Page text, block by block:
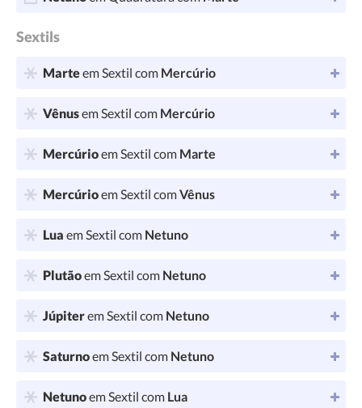
Sextils
Marteem Sextil com Mercúrio
Vênusem Sextil com Mercúrio
Mercúrioem Sextil com Marte
Mercúrioem Sextil comVênus
Lua em Sextil com Netuno
Plutãoem Sextil com Netuno
Júpiterem Sextil com Netuno
Saturnoem Sextil com Netuno
Netunoem Sextil com Lua